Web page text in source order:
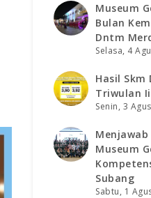
Museum
Bulan
Dntm
Selasa, 4
Hasil Skm
Triwulan
Senin, 3
Museum
Subang
Sabtu, 1